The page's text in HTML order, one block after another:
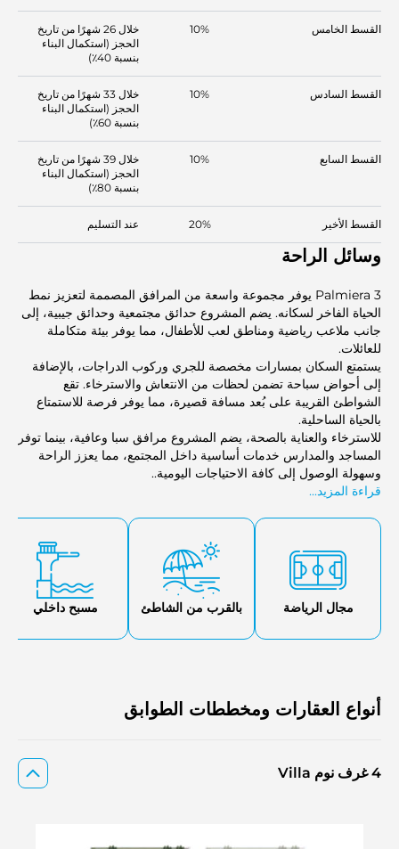
القسط الخامس 10%
خلال 26 شهرًا من تاريخ
الحجز (استكمال البناء
بنسبة 40٪)
القسط السادس 10%
خلال 33 شهرًا من تاريخ
الحجز (استكمال البناء
بنسبة 60٪)
القسط السابع 10%
خلال 39 شهرًا من تاريخ
الحجز (استكمال البناء
بنسبة 80٪)
القسط الأخير 20% عند التسليم
وسائل الراحة
Palmiera 3 يوفر مجموعة واسعة من المرافق المصممة لتعزيز نمط
الحياة الفاخر لسكانه. يضم المشروع حدائق مجتمعية وحدائق جيبية، إلى
جانب ملاعب رياضية ومناطق لعب للأطفال، مما يوفر بيئة متكاملة
للعائلات.
يستمتع السكان بمسارات مخصصة للجري وركوب الدراجات، بالإضافة
إلى أحواض سباحة تضمن لحظات من الانتعاش والاسترخاء. تقع
الشواطئ القريبة على بُعد مسافة قصيرة، مما يوفر فرصة للاستمتاع
بالحياة الساحلية.
للاسترخاء والعناية بالصحة، يضم المشروع مرافق سبا وعافية، بينما توفر
المساجد والمدارس خدمات أساسية داخل المجتمع، مما يعزز الراحة
وسهولة الوصول إلى كافة الاحتياجات اليومية..
قراءة المزيد...
مجال الرياضة بالقرب من الشاطئ مسبح داخلي
أنواع العقارات ومخططات الطوابق
4 غرف نوم Villa